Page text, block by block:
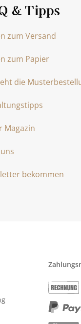
& Tipps
zum Versand
zum Papier
die
Magazin
bekommen